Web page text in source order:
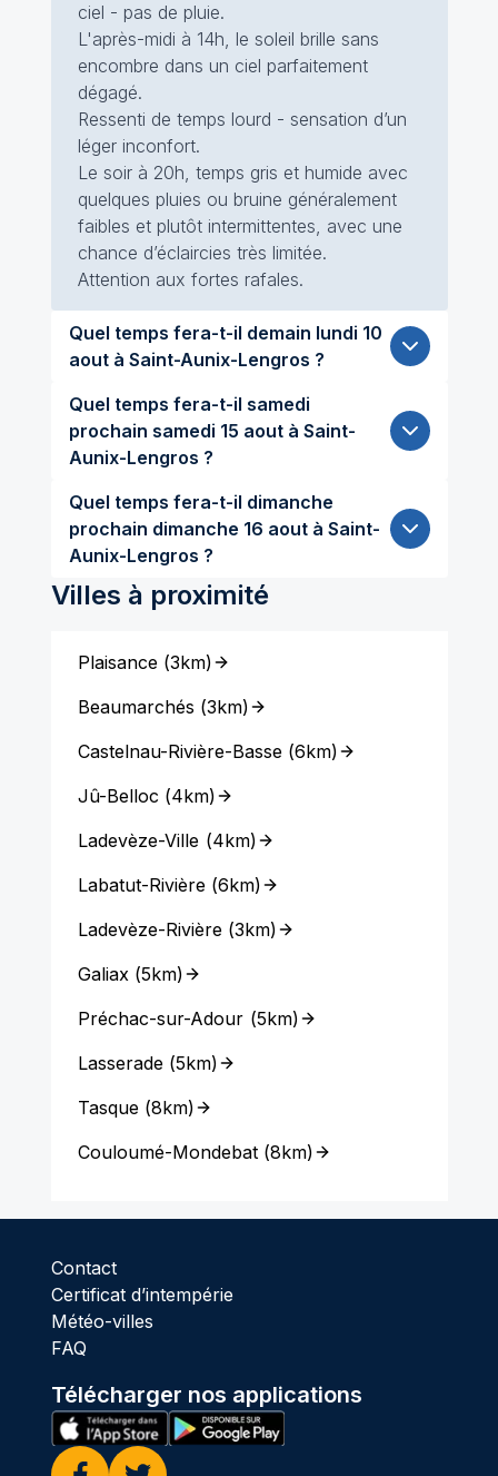
ciel - pas de pluie.
L'après-midi à 14h, le soleil brille sans
encombre dans un ciel parfaitement
dégagé.
Ressenti de temps lourd - sensation d’un
léger inconfort.
Le soir à 20h, temps gris et humide avec
quelques pluies ou bruine généralement
faibles et plutôt intermittentes, avec une
chance d’éclaircies très limitée.
Attention aux fortes rafales.
Quel temps fera-t-il demain lundi 10
aout à Saint-Aunix-Lengros ?
Quel temps fera-t-il samedi
prochain samedi 15 aout à Saint-
Aunix-Lengros ?
Quel temps fera-t-il dimanche
prochain dimanche 16 aout à Saint-
Aunix-Lengros ?
Villes à proximité
Plaisance(3km)
Beaumarchés (3km)
Castelnau-Rivière-Basse(6km)
Jû-Belloc (4km)
Ladevèze-Ville (4km)
Labatut-Rivière(6km)
Ladevèze-Rivière(3km)
Galiax(5km)
Préchac-sur-Adour (5km)
Lasserade(5km)
Tasque(8km)
Couloumé-Mondebat(8km)
Contact
Certificat d’intempérie
Météo-villes
FAQ
Télécharger nos applications